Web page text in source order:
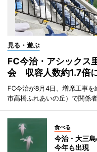
見る・遊ぶ
FC今治・アシックス
会 収容人数約1.7倍に
FC今治が8月4日、増席工事
市高橋ふれあいの丘）で関係
食べる
今治・大三
今年も出現